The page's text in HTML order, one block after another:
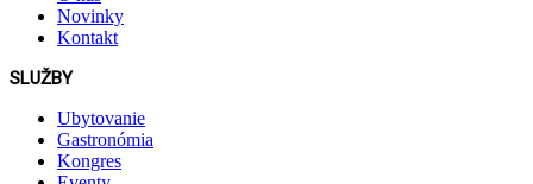
Novinky
Kontakt
SLUŽBY
Ubytovanie
Gastronómia
Kongres